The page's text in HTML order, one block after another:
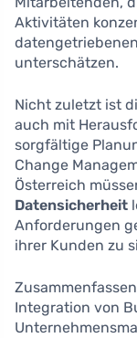
Aktivitäten
unterschätzen.
Nicht zuletzt ist
auch mit
sorgfältige
Change
Österreich
Datensicherheit
Anforderungen
ihrer Kunden zu
Integration von